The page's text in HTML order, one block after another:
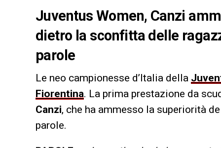
Juventus Women, Canzi
dietro la sconfitta delle
parole
Le neo campionesse d’Italia della
Fiorentina. La prima prestazione da
Canzi, che ha ammesso la superiorità
parole.